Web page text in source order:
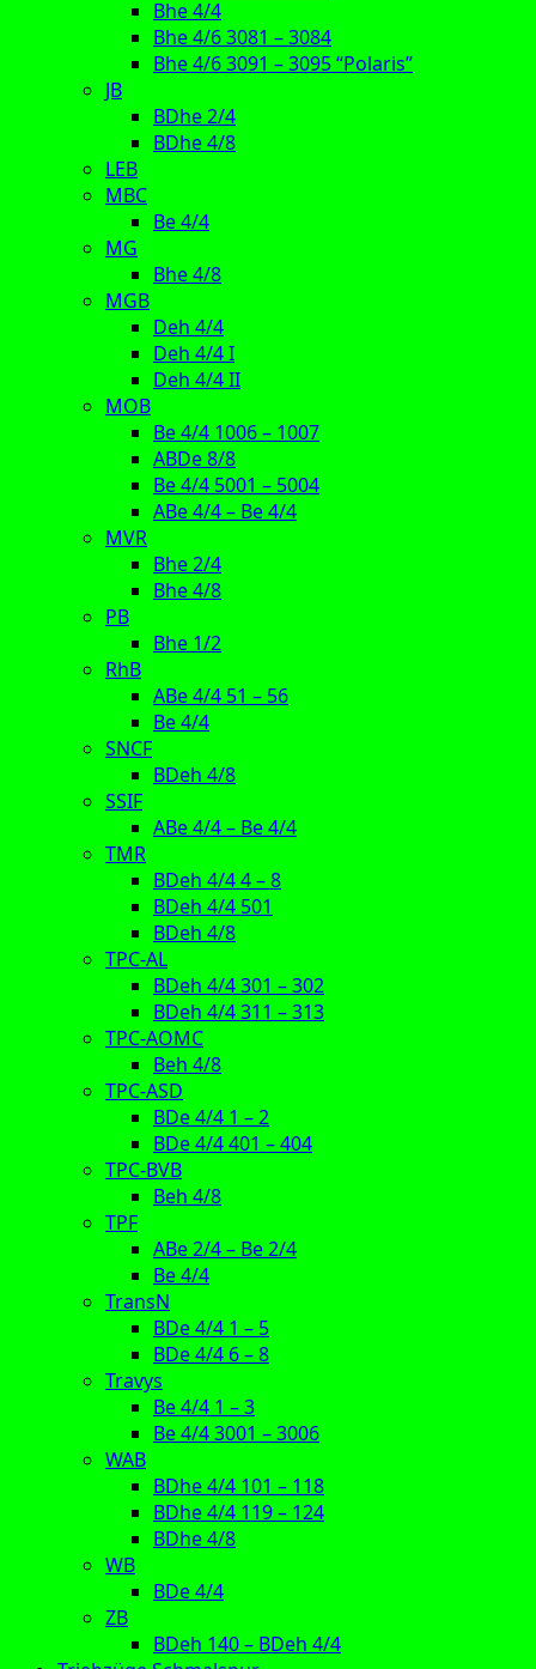
Bhe 4/4
Bhe 4/6 3081 – 3084
Bhe 4/6 3091 – 3095 “Polaris”
JB
BDhe 2/4
BDhe 4/8
LEB
MBC
Be 4/4
MG
Bhe 4/8
MGB
Deh 4/4
Deh 4/4 I
Deh 4/4 II
MOB
Be 4/4 1006 – 1007
ABDe 8/8
Be 4/4 5001 – 5004
ABe 4/4 – Be 4/4
MVR
Bhe 2/4
Bhe 4/8
PB
Bhe 1/2
RhB
ABe 4/4 51 – 56
Be 4/4
SNCF
BDeh 4/8
SSIF
ABe 4/4 – Be 4/4
TMR
BDeh 4/4 4 – 8
BDeh 4/4 501
BDeh 4/8
TPC-AL
BDeh 4/4 301 – 302
BDeh 4/4 311 – 313
TPC-AOMC
Beh 4/8
TPC-ASD
BDe 4/4 1 – 2
BDe 4/4 401 – 404
TPC-BVB
Beh 4/8
TPF
ABe 2/4 – Be 2/4
Be 4/4
TransN
BDe 4/4 1 – 5
BDe 4/4 6 – 8
Travys
Be 4/4 1 – 3
Be 4/4 3001 – 3006
WAB
BDhe 4/4 101 – 118
BDhe 4/4 119 – 124
BDhe 4/8
WB
BDe 4/4
ZB
BDeh 140 – BDeh 4/4